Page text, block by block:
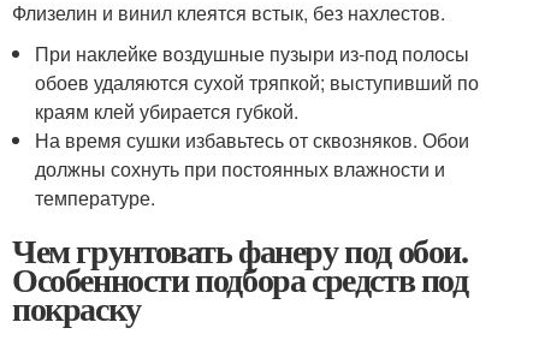
Флизелин и винил клеятся встык, без нахлестов.
При наклейке воздушные пузыри из-под полосы
обоев удаляются сухой тряпкой; выступивший по
краям клей убирается губкой.
На время сушки избавьтесь от сквозняков. Обои
должны сохнуть при постоянных влажности и
температуре.
Чем грунтовать фанеру под обои.
Особенности подбора средств под
покраску